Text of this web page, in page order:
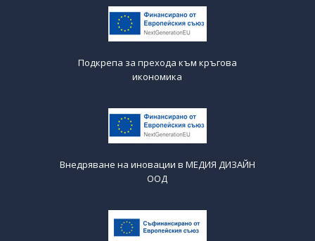
Подкрепа за прехода към кръгова
икономика
Внедряване на иновации в МЕДИЯ ДИЗАЙН
ООД